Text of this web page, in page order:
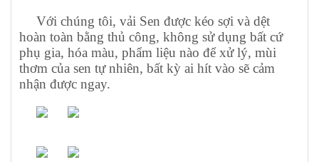
Với chúng tôi, vải Sen được kéo sợi và dệt
hoàn toàn bằng thủ công, không sử dụng bất cứ
phụ gia, hóa màu, phẩm liệu nào để xử lý, mùi
thơm của sen tự nhiên, bất kỳ ai hít vào sẽ cảm
nhận được ngay.